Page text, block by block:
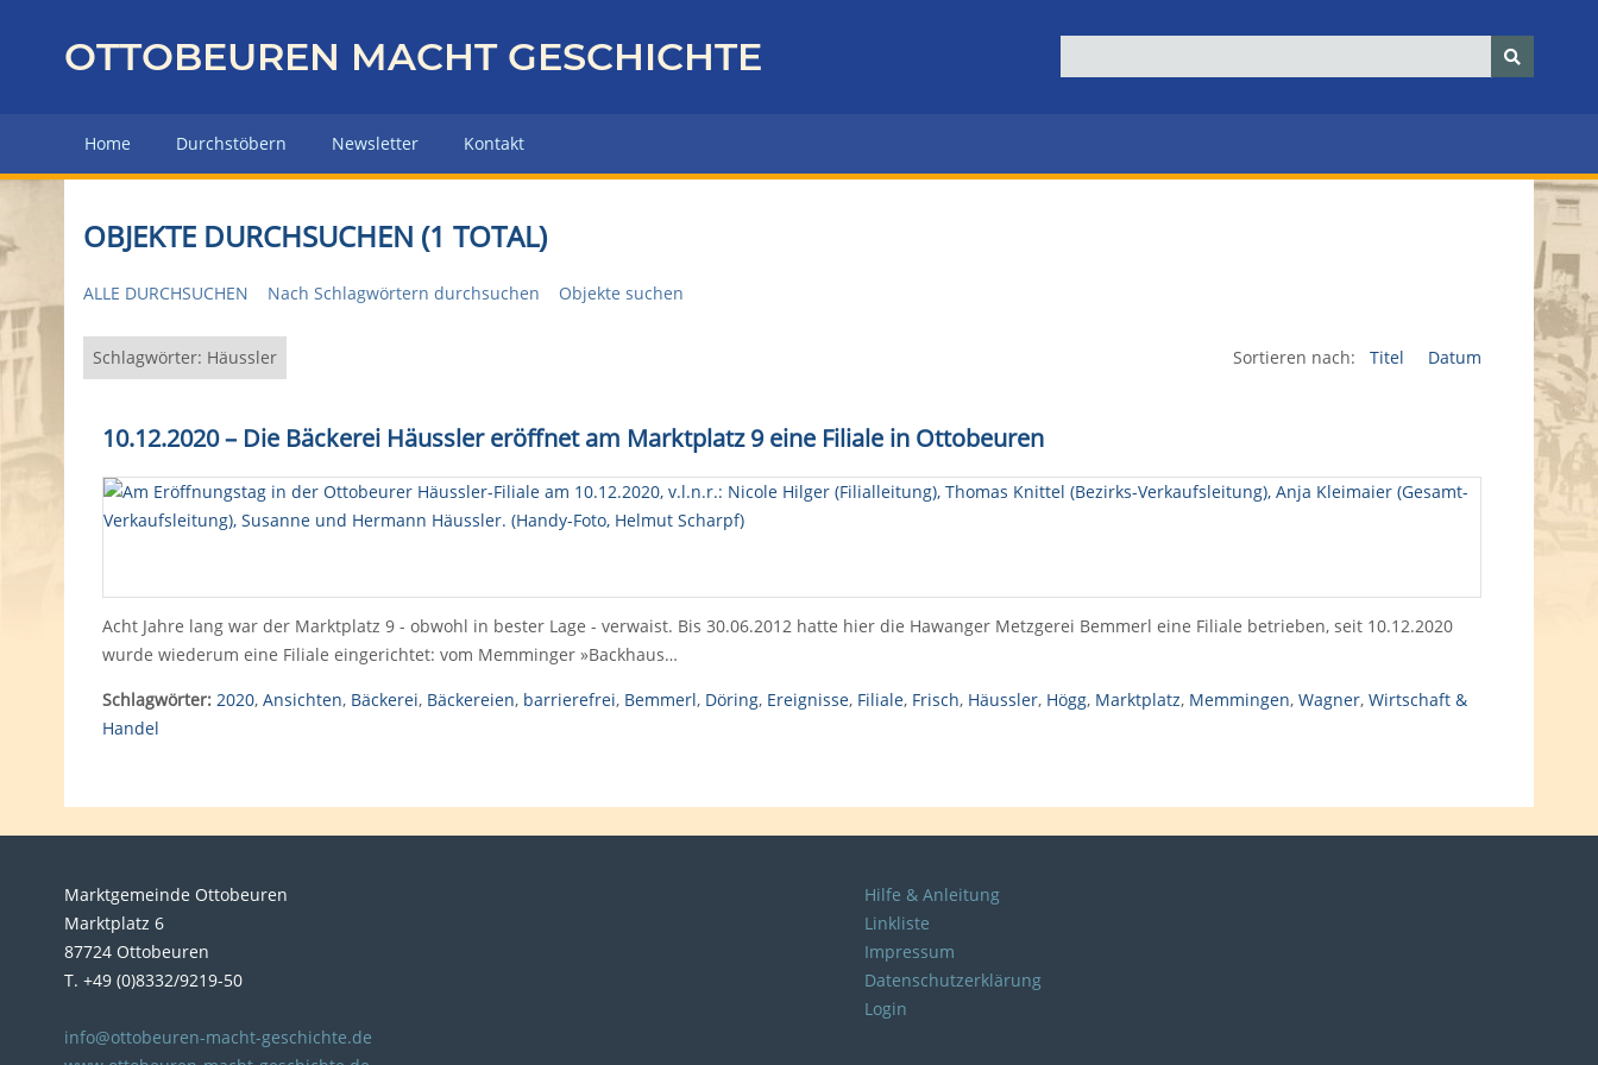
z
r
H
u
p
e
OTTOBEUREN MACHT GESCHICHTE
Home Durchstöbern Newsletter Kontakt
OBJEKTE DURCHSUCHEN (1 TOTAL)
ALLE DURCHSUCHEN Nach Schlagwörtern durchsuchen Objekte suchen
Schlagwörter: Häussler Sortieren nach: Titel Datum
10.12.2020 – Die Bäckerei Häussler eröffnet am Marktplatz 9 eine Filiale in Ottobeuren
Acht Jahre lang war der Marktplatz 9 - obwohl in bester Lage - verwaist. Bis 30.06.2012 hatte hier die Hawanger Metzgerei Bemmerl eine Filiale betrieben, seit 10.12.2020
wurde wiederum eine Filiale eingerichtet: vom Memminger »Backhaus…
Schlagwörter: 2020, Ansichten, Bäckerei, Bäckereien, barrierefrei, Bemmerl, Döring, Ereignisse, Filiale, Frisch, Häussler, Högg, Marktplatz, Memmingen, Wagner, Wirtschaft &
Handel
Marktgemeinde Ottobeuren
Marktplatz 6
87724 Ottobeuren
T. +49 (0)8332/9219-50
info@ottobeuren-macht-geschichte.de
Hilfe & Anleitung
Linkliste
Impressum
Datenschutzerklärung
Login